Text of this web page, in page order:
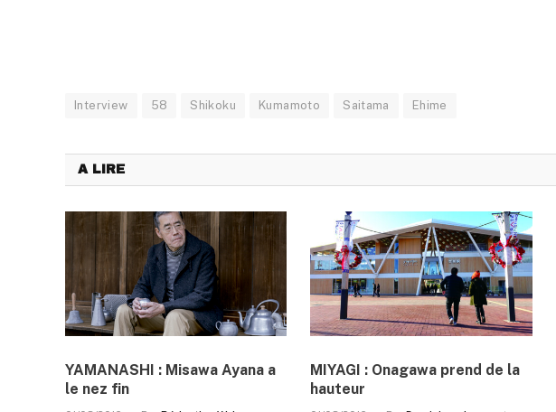
Interview 58 Shikoku Kumamoto Saitama Ehime
A LIRE
YAMANASHI : Misawa Ayana a
le nez fin
MIYAGI : Onagawa prend de la
hauteur